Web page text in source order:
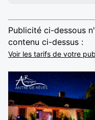
Publicité ci-dessous
contenu ci-dessus :
Voir les tarifs de votre